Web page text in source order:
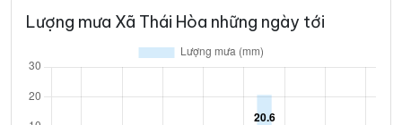
Lượng mưa Xã Thái Hòa những ngày tới